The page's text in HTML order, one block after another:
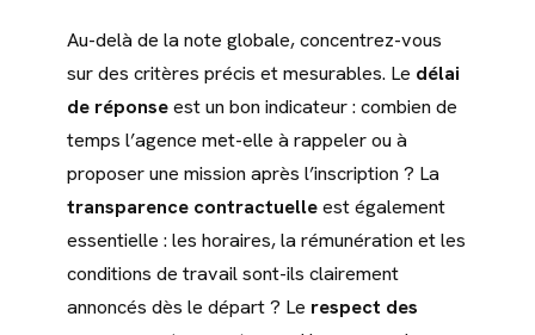
Au-delà de la note globale, concentrez-vous
sur des critères précis et mesurables. Le délai
de réponseest un bon indicateur : combien de
temps l’agence met-elle à rappeler ou à
proposer une mission après l’inscription ? La
transparence contractuelleest également
essentielle : les horaires, la rémunération et les
conditions de travail sont-ils clairement
annoncés dès le départ ? Le respect des